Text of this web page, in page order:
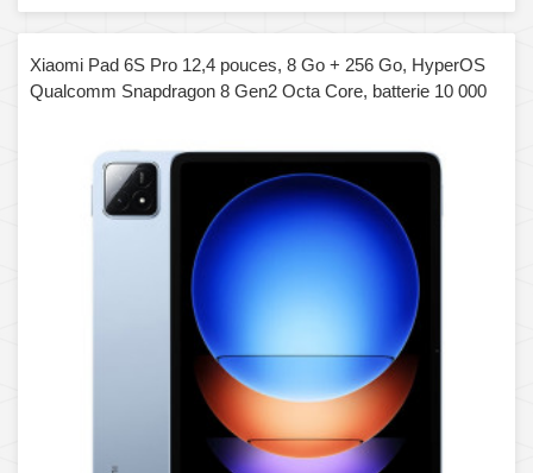
Xiaomi Pad 6S Pro 12,4 pouces, 8 Go + 256 Go, HyperOS
Qualcomm Snapdragon 8 Gen2 Octa Core, batterie 10 000